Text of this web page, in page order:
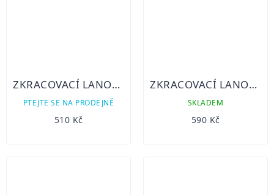
ZKRACOVACÍ LANOVÝ ZÁMEK PYTHON 5MM
PTEJTE SE NA PRODEJNĚ
510 Kč
ZKRACOVACÍ LANOVÝ ZÁMEK PYTHON 8MM
SKLADEM
590 Kč